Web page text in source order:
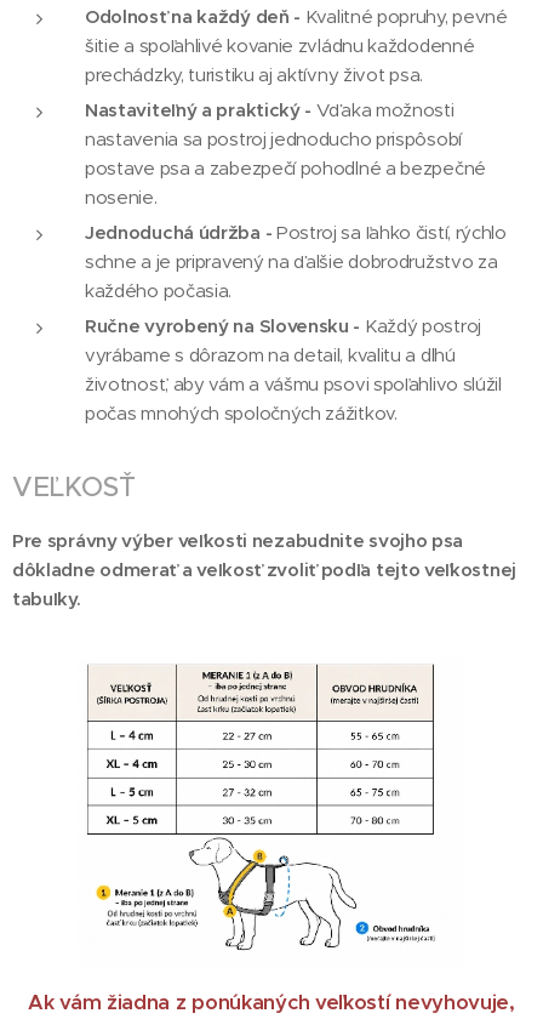
Odolnosť na každý deň - Kvalitné popruhy, pevné
šitie a spoľahlivé kovanie zvládnu každodenné
prechádzky, turistiku aj aktívny život psa.
Nastaviteľný a praktický - Vďaka možnosti
nastavenia sa postroj jednoducho prispôsobí
postave psa a zabezpečí pohodlné a bezpečné
nosenie.
Jednoduchá údržba - Postroj sa ľahko čistí, rýchlo
schne a je pripravený na ďalšie dobrodružstvo za
každého počasia.
Ručne vyrobený na Slovensku - Každý postroj
vyrábame s dôrazom na detail, kvalitu a dlhú
životnosť, aby vám a vášmu psovi spoľahlivo slúžil
počas mnohých spoločných zážitkov.
VEĽKOSŤ
Pre správny výber veľkosti nezabudnite svojho psa
dôkladne odmerať a veľkosť zvoliť podľa tejto veľkostnej
tabuľky.
Ak vám žiadna z ponúkaných veľkostí nevyhovuje,